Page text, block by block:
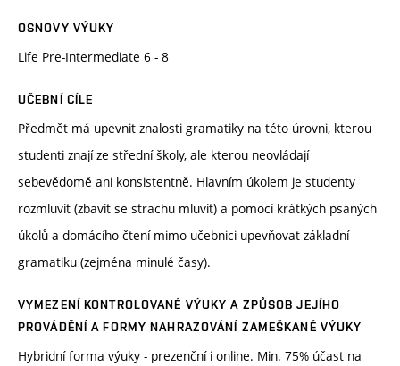
OSNOVY VÝUKY
Life Pre-Intermediate 6 - 8
UČEBNÍ CÍLE
Předmět má upevnit znalosti gramatiky na této úrovni, kterou
studenti znají ze střední školy, ale kterou neovládají
sebevědomě ani konsistentně. Hlavním úkolem je studenty
rozmluvit (zbavit se strachu mluvit) a pomocí krátkých psaných
úkolů a domácího čtení mimo učebnici upevňovat základní
gramatiku (zejména minulé časy).
VYMEZENÍ KONTROLOVANÉ VÝUKY A ZPŮSOB JEJÍHO
PROVÁDĚNÍ A FORMY NAHRAZOVÁNÍ ZAMEŠKANÉ VÝUKY
Hybridní forma výuky - prezenční i online. Min. 75% účast na